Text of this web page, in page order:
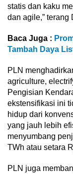
statis dan kaku
dan agile,” terang
Baca Juga :
Tambah Daya
PLN
agriculture,
Pengisian
ekstensifikasi ini
hidup dari
yang jauh lebih
menyumbang
TWh atau setara
PLN juga